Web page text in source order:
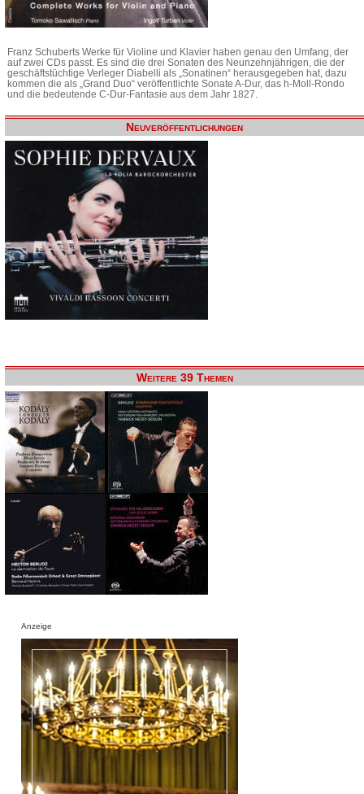
Franz Schuberts Werke für Violine und Klavier haben genau den Umfang, der
auf zwei CDs passt. Es sind die drei Sonaten des Neunzehnjährigen, die der
geschäftstüchtige Verleger Diabelli als „Sonatinen“ herausgegeben hat, dazu
kommen die als „Grand Duo“ veröffentlichte Sonate A-Dur, das h-Moll-Rondo
und die bedeutende C-Dur-Fantasie aus dem Jahr 1827.
Neuveröffentlichungen
Weitere 39 Themen
Anzeige